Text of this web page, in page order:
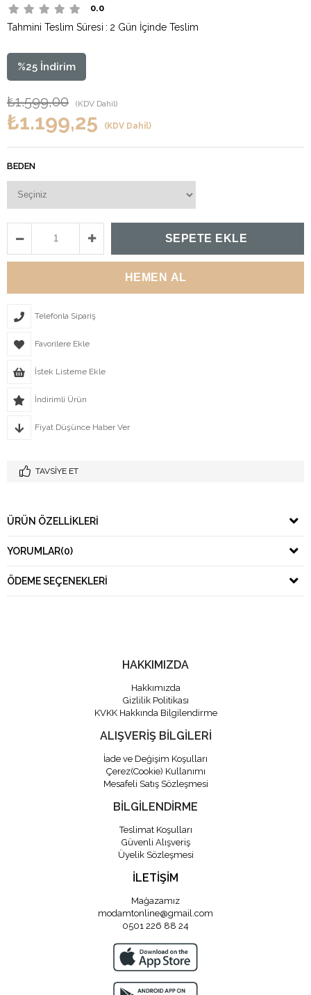
0.0
Tahmini Teslim Süresi : 2 Gün İçinde Teslim
%25 İndirim
₺1.599,00 (KDV Dahil)
₺1.199,25 (KDV Dahil)
BEDEN
Telefonla Sipariş
Favorilere Ekle
İstek Listeme Ekle
İndirimli Ürün
Fiyat Düşünce Haber Ver
TAVSIYE ET
ÜRÜN ÖZELLIKLERI
YORUMLAR(0)
ÖDEME SEÇENEKLERI
HAKKIMIZDA
Hakkımızda
Gizlilik Politikası
KVKK Hakkında Bilgilendirme
ALIŞVERİŞ BİLGİLERİ
İade ve Değişim Koşulları
Çerez(Cookie) Kullanımı
Mesafeli Satış Sözleşmesi
BİLGİLENDİRME
Teslimat Koşulları
Güvenli Alışveriş
Üyelik Sözleşmesi
İLETİŞİM
Mağazamız
modamtonline@gmail.com
0501 226 88 24